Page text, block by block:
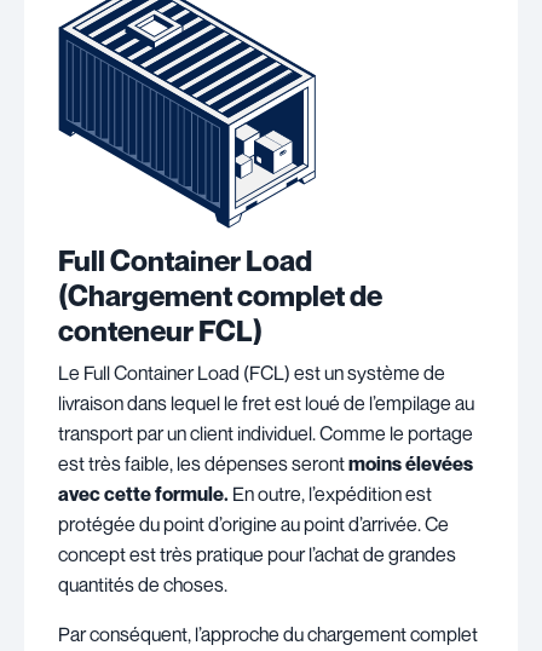
Full Container Load
(Chargement complet de
conteneur FCL)
Le Full Container Load (FCL) est un système de
livraison dans lequel le fret est loué de l’empilage au
transport par un client individuel. Comme le portage
est très faible, les dépenses serontmoins élevées
avec cette formule. En outre, l’expédition est
protégée du point d’origine au point d’arrivée. Ce
concept est très pratique pour l’achat de grandes
quantités de choses.
Par conséquent, l’approche du chargement complet